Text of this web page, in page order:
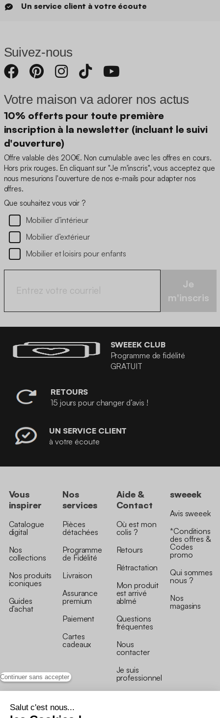
Continuer sans accepter
Salut c'est nous...
Un service client à votre écoute
Suivez-nous
Votre maison va adorer nos actus
10% offerts pour toute première
inscription à la newsletter (incluant le suivi
d'ouverture)
Offre valable dès 200€. Non cumulable avec les offres en cours.
Hors prix rouges. En cliquant sur "Je m'inscris", vous acceptez que
nous mesurions l'ouverture de nos e-mails pour adapter nos
offres.
Que souhaitez vous voir ?
Mobilier d’intérieur
Mobilier d’extérieur
Mobilier et loisirs pour enfants
Je
m'inscris
SWEEEK CLUB
Programme de fidélité
GRATUIT
RETOURS
15 jours pour changer d’avis !
UN SERVICE CLIENT
à votre écoute
Vous
inspirer
Catalogue
digital
Nos
collections
Nos produits
iconiques
Guides
d’achat
Nos
services
Pièces
détachées
Programme
de Fidélité
Livraison
Assurance
premium
Paiement
Cartes
cadeaux
Aide &
Contact
Où est mon
colis ?
Retours
Rétractation
Mon produit
est arrivé
abîmé
Questions
fréquentes
Nous
contacter
Je suis
professionnel
sweeek
Avis sweeek
*Conditions
des offres &
Codes
promo
Qui sommes
nous ?
Nos
magasins